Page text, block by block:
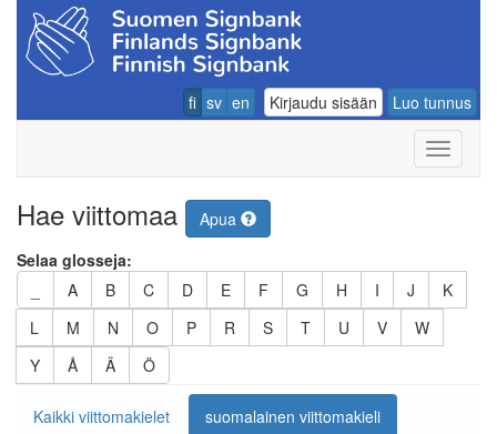
fi sv en Kirjaudu sisään Luo tunnus
Hae viittomaa
Apua
Selaa glosseja:
A B C D E F G H I J
K
L
M N O P R S T U V
W
Y
Å Ä Ö
Kaikki viittomakielet
suomalainen viittomakieli